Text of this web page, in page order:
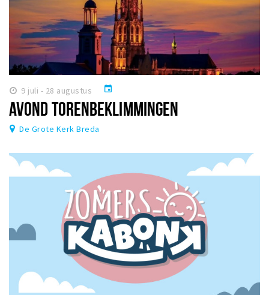
9 juli - 28 augustus event
AVOND TORENBEKLIMMINGEN
De Grote Kerk Breda